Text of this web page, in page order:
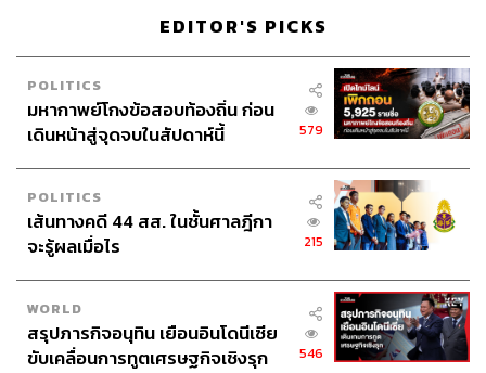
EDITOR'S PICKS
POLITICS
มหากาพย์โกงข้อสอบท้องถิ่น ก่อน
เดินหน้าสู่จุดจบในสัปดาห์นี้
579
POLITICS
เส้นทางคดี 44 สส. ในชั้นศาลฎีกา
จะรู้ผลเมื่อไร
215
WORLD
สรุปภารกิจอนุทิน เยือนอินโดนีเซีย
ขับเคลื่อนการทูตเศรษฐกิจเชิงรุก
546